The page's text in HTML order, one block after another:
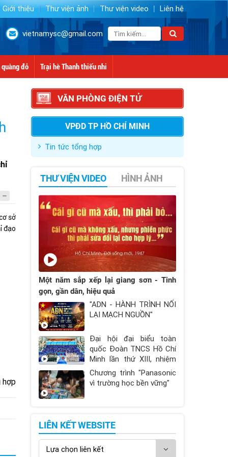
Giới thiệu Thư viện ảnh Thư viện video Liên hệ
vietnamysc@gmail.com
đỏ Trại hè Thanh thiếu nhi
sở
đạo
hợp
VĂN PHÒNG ĐIỆN TỬ
VPĐD TP HỒ CHÍ MINH
Tin tức tổng hợp
THƯ VIỆN VIDEO HÌNH ẢNH
Một năm sắp xếp lại giang sơn - Tinh
gọn, gần dân, hiệu quả
"ADN - HÀNH TRÌNH NỐI
LẠI MẠCH NGUỒN"
Đại hội đại biểu toàn
quốc Đoàn TNCS Hồ Chí
Minh lần thứ XIII, nhiệm
kỳ 2026 - 2031
Chương trình "Panasonic
vì trường học bền vững"
LIÊN KẾT WEBSITE